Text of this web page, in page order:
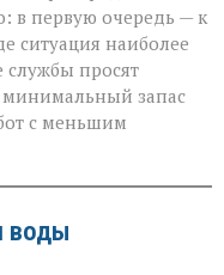
в первую очередь — к
ситуация наиболее
просят
минимальный запас
с меньшим
воды